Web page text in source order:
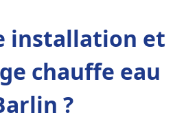
installation et
chauffe eau
?